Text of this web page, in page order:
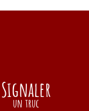
Signaler
un truc